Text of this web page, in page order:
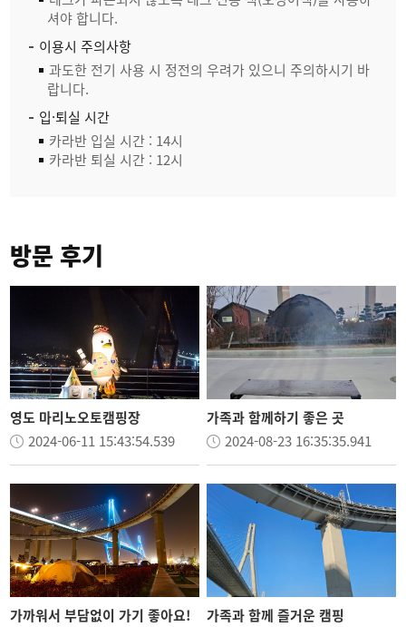
셔야 합니다.
이용시 주의사항
과도한 전기 사용 시 정전의 우려가 있으니 주의하시기 바
랍니다.
입·퇴실 시간
카라반 입실 시간 : 14시
카라반 퇴실 시간 : 12시
방문 후기
영도 마리노오토캠핑장
2024-06-11 15:43:54.539
가족과 함께하기 좋은 곳
2024-08-23 16:35:35.941
가까워서 부담없이 가기 좋아요!
가족과 함께 즐거운 캠핑